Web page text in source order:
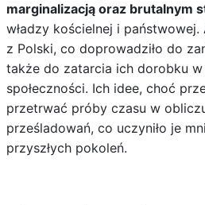
marginalizacją oraz brutalnym
władzy kościelnej i
z Polski, co doprowadziło do
także do zatarcia ich dorobku
społeczności. Ich idee, choć
przetrwać próby czasu w
prześladowań, co uczyniło je
przyszłych pokoleń.